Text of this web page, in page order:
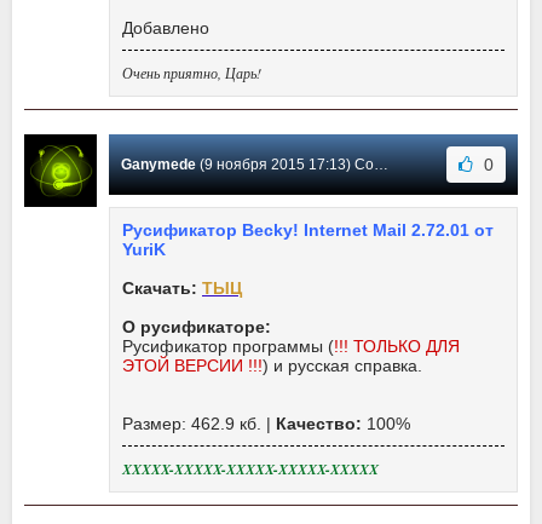
Добавлено
Очень приятно, Царь!
Ganymede(9 ноября 2015 17:13) Сообщение #90 0
Русификатор Becky! Internet Mail 2.72.01 от
YuriK
Скачать: ТЫЦ
О русификаторе:
Русификатор программы (!!! ТОЛЬКО ДЛЯ
ЭТОЙ ВЕРСИИ !!!) и русская справка.
Размер: 462.9 кб. | Качество: 100%
XXXXX-XXXXX-XXXXX-XXXXX-XXXXX